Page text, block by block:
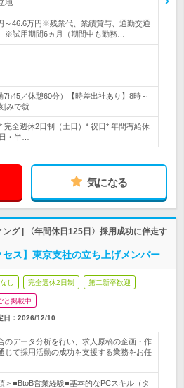
地
～46.6万円※残業代、業績賞与、通勤交通
※試用期間6ヵ月（期間中も勤務…
7h45／休憩60分）【時差出社あり】8時～
みで就…
完全週休2日制（土日）* 祝日* 年間有給休
・半…
気になる
グ | 〈年間休日125日〉採用成功に伴走す
セス】東京支社の立ち上げメンバー
し 完全週休2日制 第二新卒歓迎
と掲載中
日： 2026/12/10
のデータ分析を行い、求人原稿の企画・作
じて採用活動の成功を支援する業務をお任
＞■BtoB営業経験■基本的なPCスキル（タ